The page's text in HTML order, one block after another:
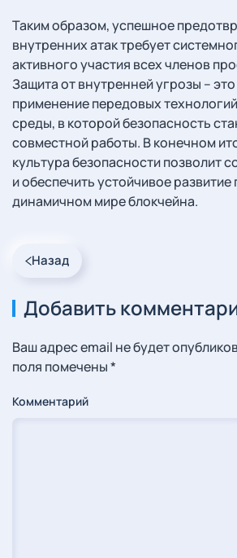
Таким образом, успешное
внутренних атак требует
активного участия всех членов
Защита от внутренней угрозы –
применение передовых
среды, в которой безопасность
совместной работы. В конечном
культура безопасности позволит
и обеспечить устойчивое развитие
динамичном мире блокчейна.
Назад
Добавить
Ваш адрес email не будет
поля помечены*
Комментарий